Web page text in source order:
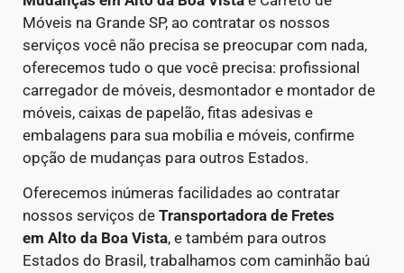
Móveis na Grande SP, ao contratar os nossos
serviços você não precisa se preocupar com nada,
oferecemos tudo o que você precisa: profissional
carregador de móveis, desmontador e montador de
móveis, caixas de papelão, fitas adesivas e
embalagens para sua mobília e móveis, confirme
opção de mudanças para outros Estados.
Oferecemos inúmeras facilidades ao contratar
nossos serviços de Transportadora de Fretes
em Alto da Boa Vista, e também para outros
Estados do Brasil, trabalhamos com caminhão baú